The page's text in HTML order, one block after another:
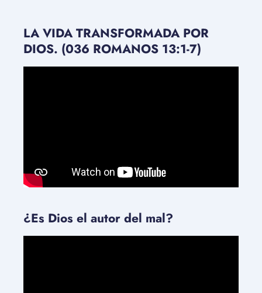
LA VIDA TRANSFORMADA POR
DIOS. (036 ROMANOS 13:1-7)
¿Es Dios el autor del mal?